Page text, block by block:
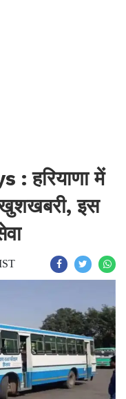
हरियाणा में
खुशखबरी, इस